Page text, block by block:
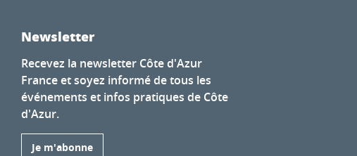
Newsletter
Recevez la newsletter Côte d'Azur
France et soyez informé de tous les
événements et infos pratiques de Côte
d'Azur.
Je m'abonne